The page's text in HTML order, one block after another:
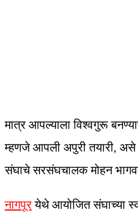
मात्र आपल्याला विश्वगुरू
म्हणजे आपली अपुरी तयारी, असे
संघाचे सरसंघचालक मोहन
नागपूरयेथे आयोजित संघाच्या